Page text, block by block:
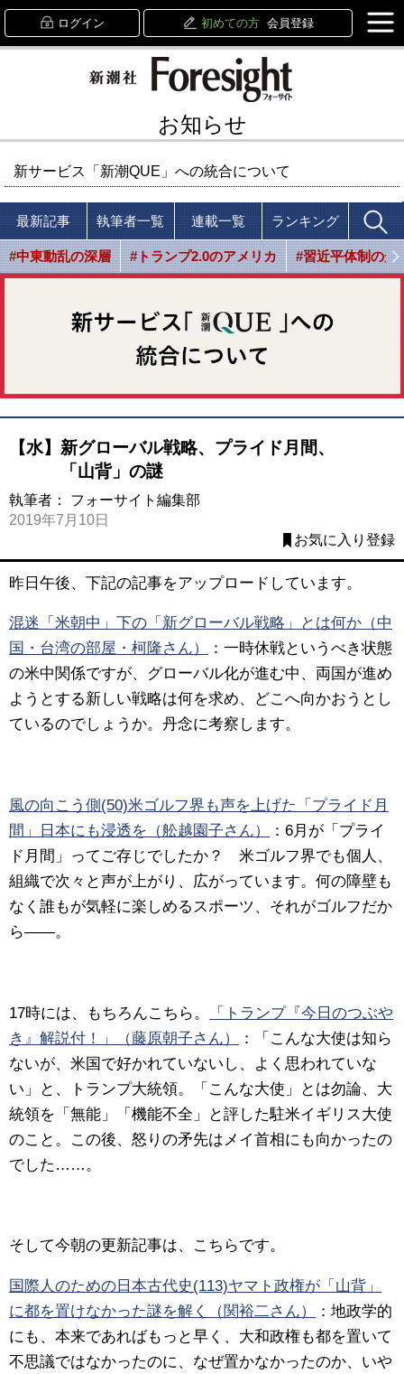
ログイン 初めての方 会員登録
お知らせ
新サービス「新潮QUE」への統合について
最新記事 執筆者一覧 連載一覧 ランキング
#中東動乱の深層 #トランプ2.0のアメリカ #習近平体制の光
【水】新グローバル戦略、プライド月間、
「山背」の謎
執筆者： フォーサイト編集部
2019年7月10日
お気に入り登録
昨日午後、下記の記事をアップロードしています。
混迷「米朝中」下の「新グローバル戦略」とは何か（中
国・台湾の部屋・柯隆さん）
： 一時休戦というべき状態
の米中関係ですが、グローバル化が進む中、両国が進め
ようとする新しい戦略は何を求め、どこへ向かおうとし
ているのでしょうか。丹念に考察します。
風の向こう側(50)米ゴルフ界も声を上げた「プライド月
間」日本にも浸透を（舩越園子さん）
： 6月が「プライ
ド月間」ってご存じでしたか？ 米ゴルフ界でも個人、
組織で次々と声が上がり、広がっています。何の障壁も
なく誰もが気軽に楽しめるスポーツ、それがゴルフだか
ら――。
17時には、もちろんこちら。
「トランプ『今日のつぶや
き』解説付！」（藤原朝子さん）
：
「こんな大使は知ら
ないが、米国で好かれていないし、よく思われていな
い」と、トランプ大統領。「こんな大使」とは勿論、大
統領を「無能」「機能不全」と評した駐米イギリス大使
のこと。この後、怒りの矛先はメイ首相にも向かったの
でした……。
そして今朝の更新記事は、こちらです。
国際人のための日本古代史(113)ヤマト政権が「山背」
に都を置けなかった謎を解く（関裕二さん）
： 地政学的
にも、本来であればもっと早く、大和政権も都を置いて
不思議ではなかったのに、なぜ置かなかったのか、いや